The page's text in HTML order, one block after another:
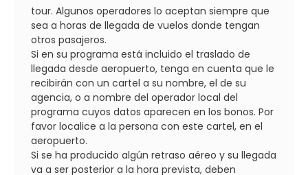
tour. Algunos operadores lo aceptan siempre que
sea a horas de llegada de vuelos donde tengan
otros pasajeros.
Si en su programa está incluido el traslado de
llegada desde aeropuerto, tenga en cuenta que le
recibirán con un cartel a su nombre, el de su
agencia, o a nombre del operador local del
programa cuyos datos aparecen en los bonos. Por
favor localice a la persona con este cartel, en el
aeropuerto.
Si se ha producido algún retraso aéreo y su llegada
va a ser posterior a la hora prevista, deben